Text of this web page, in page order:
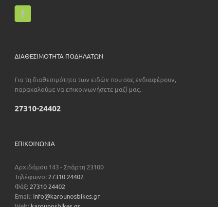
ΔΙΑΘΕΣΙΜΟΤΗΤΑ ΠΟΔΗΛΑΤΩΝ
Για τη διαθεσιμότητα των ειδών που σας ενδιαφέρουν,
παρακαλούμε να επικοινωνήσετε μαζί μας.
27310-24402
ΕΠΙΚΟΙΝΩΝΊΑ
Αρχιδάμου 143 - Σπάρτη 23100
Τηλέφωνο: 27310 24402
Φάξ: 27310 24402
Email: info@karounosbikes.gr